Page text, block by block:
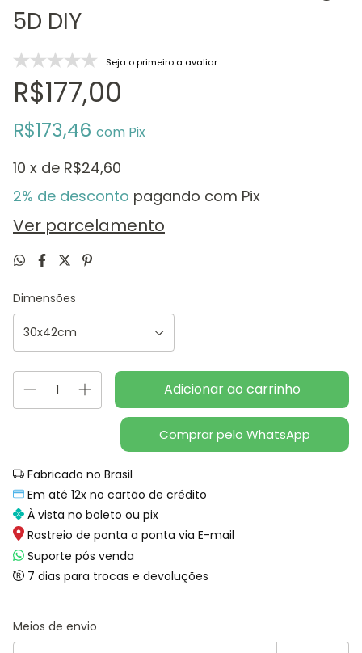
5D DIY
Seja o primeiro a avaliar
R$177,00
R$173,46 com Pix
10 x de R$24,60
2% de desconto pagando com Pix
Ver parcelamento
Dimensões
Comprar pelo WhatsApp
Fabricado no Brasil
Em até 12x no cartão de crédito
À vista no boleto ou pix
Rastreio de ponta a ponta via E-mail
Suporte pós venda
7 dias para trocas e devoluções
Entregas para o CEP:
Meios de envio